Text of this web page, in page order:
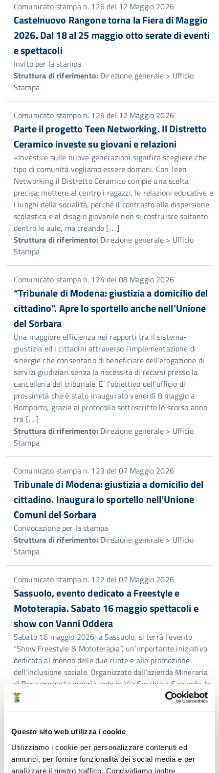
Questo sito web utilizza i cookie
Utilizziamo i cookie per personalizzare contenuti ed
annunci, per fornire funzionalità dei social media e per
analizzare il nostro traffico. Condividiamo inoltre
Comunicato stampa n. 126 del 12 Maggio 2026
Castelnuovo Rangone torna la Fiera di Maggio
2026. Dal 18 al 25 maggio otto serate di eventi
e spettacoli
Invito per la stampa
Struttura di riferimento: Direzione generale > Ufficio
Stampa
Comunicato stampa n. 125 del 12 Maggio 2026
Parte il progetto Teen Networking. Il Distretto
Ceramico investe su giovani e relazioni
«Investire sulle nuove generazioni significa scegliere che
tipo di comunità vogliamo essere domani. Con Teen
Networking il Distretto Ceramico compie una scelta
precisa: mettere al centro i ragazzi, le relazioni educative e
i luoghi della socialità, perché il contrasto alla dispersione
scolastica e al disagio giovanile non si costruisce soltanto
dentro le aule, ma creando […]
Struttura di riferimento: Direzione generale > Ufficio
Stampa
Comunicato stampa n. 124 del 08 Maggio 2026
“Tribunale di Modena: giustizia a domicilio del
cittadino”. Apre lo sportello anche nell’Unione
del Sorbara
Una maggiore efficienza nei rapporti tra il sistema-
giustizia ed i cittadini attraverso l’implementazione di
sinergie che consentano di beneficiare dell’erogazione di
servizi giudiziari senza la necessità di recarsi presso la
cancelleria del tribunale. E’ l’obiettivo dell’ufficio di
prossimità che è stato inaugurato venerdì 8 maggio a
Bomporto, grazie al protocollo sottoscritto lo scorso anno
tra […]
Struttura di riferimento: Direzione generale > Ufficio
Stampa
Comunicato stampa n. 123 del 07 Maggio 2026
Tribunale di Modena: giustizia a domicilio del
cittadino. Inaugura lo sportello nell’Unione
Comuni del Sorbara
Convocazione per la stampa
Struttura di riferimento: Direzione generale > Ufficio
Stampa
Comunicato stampa n. 122 del 07 Maggio 2026
Sassuolo, evento dedicato a Freestyle e
Mototerapia. Sabato 16 maggio spettacoli e
show con Vanni Oddera
Sabato 16 maggio 2026, a Sassuolo, si terrà l’evento
“Show Freestyle & Mototerapia”, un’importante iniziativa
dedicata al mondo delle due ruote e alla promozione
dell’inclusione sociale. Organizzato dall’azienda Mineraria
di Boca presso la propria sede in Via Secchia a Sassuolo, la
manifestazione si svolgerà a partire dalla mattinata con
Stampa
Comunicato stampa n. 121 del 06 Maggio 2026